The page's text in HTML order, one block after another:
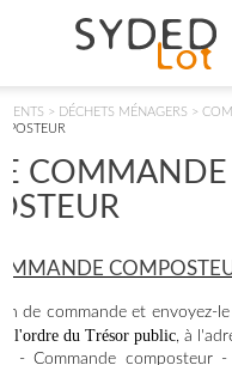
> DÉCHETS MÉNAGERS >
COMMANDE
de commande et envoyez-
à l'ordre du Trésor public, à
- Commande composteur